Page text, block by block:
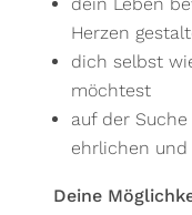
Herzen
dich selbst
möchtest
auf der
ehrlichen und
Deine